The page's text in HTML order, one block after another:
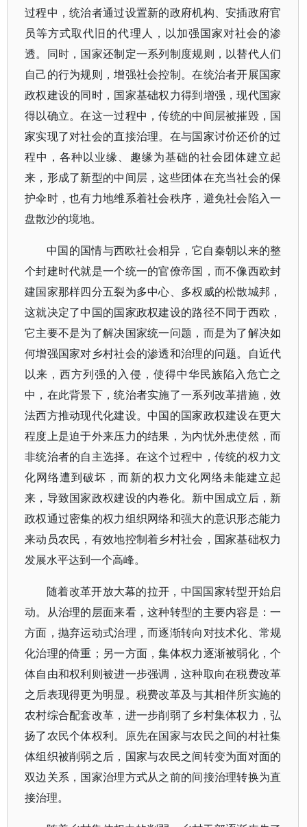
过程中，统治者通过设置新的政府机构、安插政府官
员等方式取代旧的代理人，以加强国家对社会的渗
透。同时，国家还制定一系列制度规则，以替代人们
自己的行为规则，增强社会控制。在统治者开展国家
政权建设的同时，国家基础权力得到增强，现代国家
得以确立。在这一过程中，传统的中间层被摧毁，国
家实现了对社会的直接治理。在与国家讨价还价的过
程中，各种以业缘、趣缘为基础的社会团体建立起
来，形成了新型的中间层，这些团体在充当社会的保
护伞时，也有力地维系着社会秩序，避免社会陷入一
盘散沙的境地。
中国的国情与西欧社会相异，它自秦朝以来的整
个封建时代就是一个统一的官僚帝国，而不像西欧封
建国家那样四分五裂为多中心、多权威的松散城邦，
这就决定了中国的国家政权建设的路径不同于西欧，
它主要不是为了解决国家统一问题，而是为了解决如
何增强国家对乡村社会的渗透和治理的问题。自近代
以来，西方列强的入侵，使得中华民族陷入危亡之
中，在此背景下，统治者实施了一系列改革措施，效
法西方推动现代化建设。中国的国家政权建设在更大
程度上是迫于外来压力的结果，为内忧外患使然，而
非统治者的自主选择。在这个过程中，传统的权力文
化网络遭到破坏，而新的权力文化网络未能建立起
来，导致国家政权建设的内卷化。新中国成立后，新
政权通过密集的权力组织网络和强大的意识形态能力
来动员农民，有效地控制着乡村社会，国家基础权力
发展水平达到一个高峰。
随着改革开放大幕的拉开，中国国家转型开始启
动。从治理的层面来看，这种转型的主要内容是：一
方面，抛弃运动式治理，而逐渐转向对技术化、常规
化治理的倚重；另一方面，集体权力逐渐被弱化，个
体自由和权利则被进一步强调，这种取向在税费改革
之后表现得更为明显。税费改革及与其相伴所实施的
农村综合配套改革，进一步削弱了乡村集体权力，弘
扬了农民个体权利。原先在国家与农民之间的村社集
体组织被削弱之后，国家与农民之间转变为面对面的
双边关系，国家治理方式从之前的间接治理转换为直
接治理。